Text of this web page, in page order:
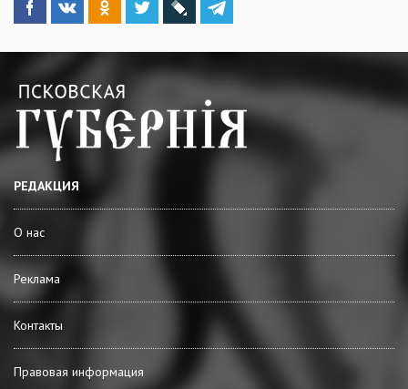
РЕДАКЦИЯ
О нас
Реклама
Контакты
Правовая информация